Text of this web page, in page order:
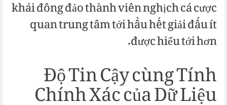
khái đông đảo thành viên nghịch cá cược
quan trung tâm tới hầu hết giải đấu ít
được hiểu tới hơn.
Độ Tin Cậy cùng Tính